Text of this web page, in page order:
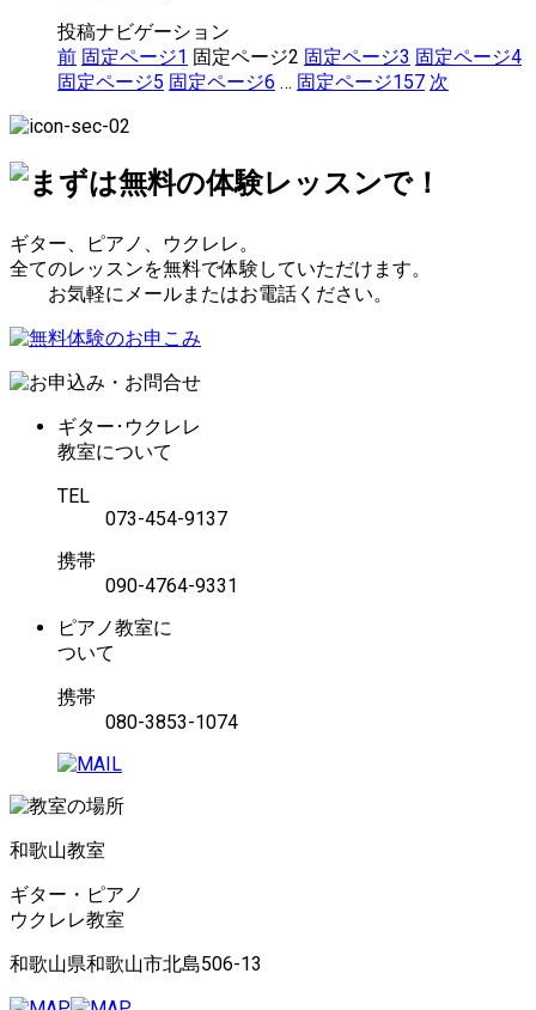
投稿ナビゲーション
前 固定ページ1 固定ページ2 固定ページ3 固定ページ4
固定ページ5 固定ページ6 … 固定ページ157 次
ギター、ピアノ、ウクレレ。
全てのレッスンを無料で体験していただけます。
お気軽にメールまたはお電話ください。
ギター･ウクレレ
教室について
TEL
073-454-9137
携帯
090-4764-9331
ピアノ教室に
ついて
携帯
080-3853-1074
和歌山教室
ギター・ピアノ
ウクレレ教室
和歌山県和歌山市北島506-13